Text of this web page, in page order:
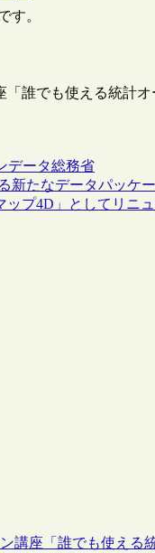
す。
誰でも使える統計
データ総務省
新たなデータパッケ
プ4D」としてリニ
講座「誰でも使える